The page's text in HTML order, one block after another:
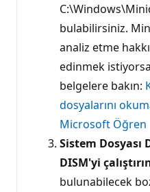
bulabilirsiniz.
analiz etme
edinmek
belgelere bakın:
dosyalarını
Microsoft Öğren
Sistem Dosyası
DISM'yi
bulunabilecek